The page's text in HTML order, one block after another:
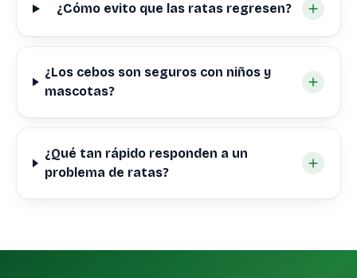
¿Cómo evito que las ratas regresen?
¿Los cebos son seguros con niños y
mascotas?
¿Qué tan rápido responden a un
problema de ratas?